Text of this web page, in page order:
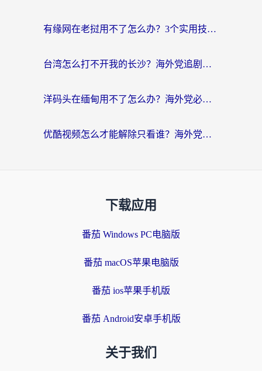
有缘网在老挝用不了怎么办？3个实用技巧解决海外访问国内服务难题
台湾怎么打不开我的长沙？海外党追剧看片、用环球时报不卡的实用指南
洋码头在缅甸用不了怎么办？海外党必备回国加速指南，解决追剧购物生活服务难题
优酷视频怎么才能解除只看谁？海外党亲测有效的追剧自由指南
下载应用
番茄 Windows PC电脑版
番茄 macOS苹果电脑版
番茄 ios苹果手机版
番茄 Android安卓手机版
关于我们